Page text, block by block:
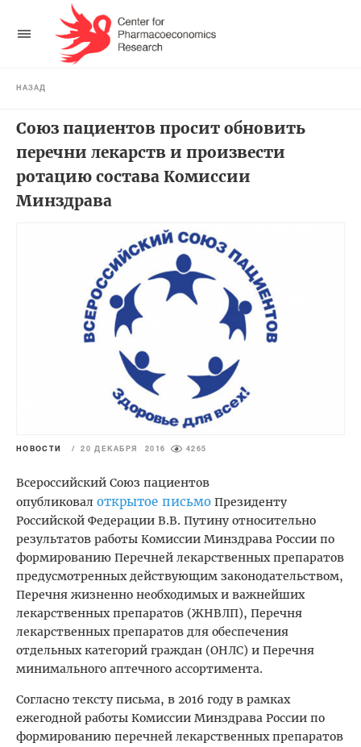
НАЗАД
Союз пациентов просит обновить
перечни лекарств и произвести
ротацию состава Комиссии
Минздрава
НОВОСТИ / 20 ДЕКАБРЯ 2016 4265
Всероссийский Союз пациентов
опубликовал открытое письмо Президенту
Российской Федерации В.В. Путину относительно
результатов работы Комиссии Минздрава России по
формированию Перечней лекарственных препаратов
предусмотренных действующим законодательством,
Перечня жизненно необходимых и важнейших
лекарственных препаратов (ЖНВЛП), Перечня
лекарственных препаратов для обеспечения
отдельных категорий граждан (ОНЛС) и Перечня
минимального аптечного ассортимента.
Согласно тексту письма, в 2016 году в рамках
ежегодной работы Комиссии Минздрава России по
формированию перечней лекарственных препаратов